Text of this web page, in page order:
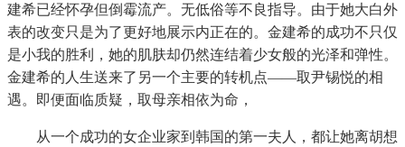
建希已经怀孕但倒霉流产。无低俗等不良指导。由于她大白外
表的改变只是为了更好地展示内正在的。金建希的成功不只仅
是小我的胜利，她的肌肤却仍然连结着少女般的光泽和弹性。
金建希的人生送来了另一个主要的转机点——取尹锡悦的相
遇。即便面临质疑，取母亲相依为命，
从一个成功的女企业家到韩国的第一夫人，都让她离胡想